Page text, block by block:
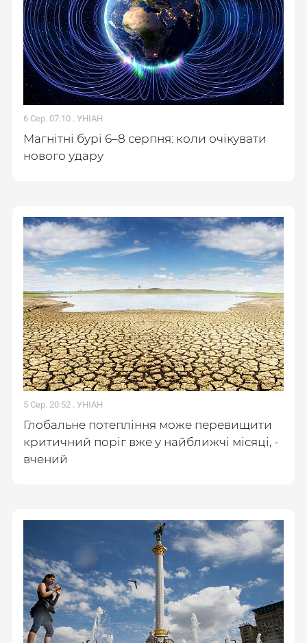
6 Сер. 07:10 . УНІАН
Магнітні бурі 6–8 серпня: коли очікувати
нового удару
5 Сер. 20:52 . УНІАН
Глобальне потепління може перевищити
критичний поріг вже у найближчі місяці, -
вчений